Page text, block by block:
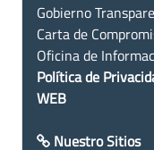
Gobierno
Carta de
Oficina de
Política de
WEB
Nuestro Sitios